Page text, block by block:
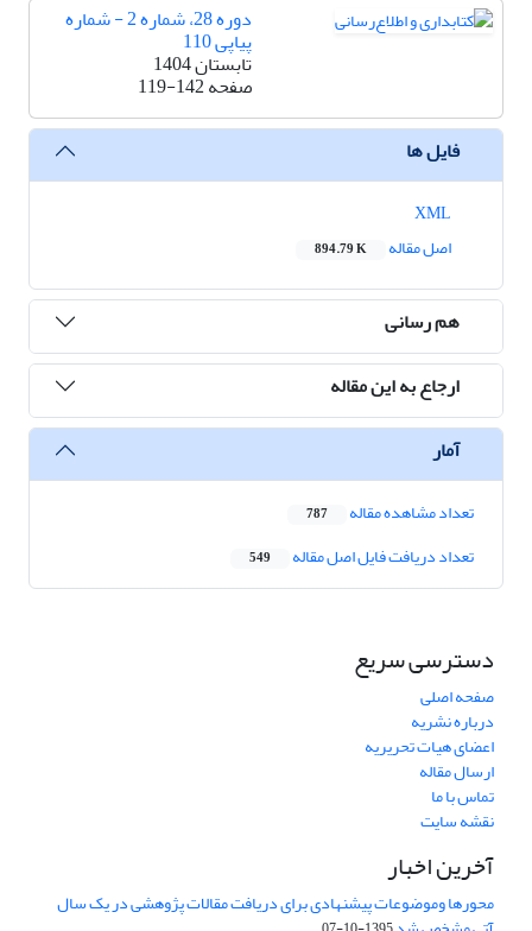
دوره 28، شماره 2 - شماره
پیاپی 110
تابستان 1404
صفحه119-142
فایل ها
اصل مقاله
894.79 K
هم رسانی
ارجاع به این مقاله
آمار
تعداد مشاهده مقاله 787
تعداد دریافت فایل اصل مقاله 549
دسترسی سریع
صفحه اصلی
درباره نشریه
اعضای هیات تحریریه
ارسال مقاله
تماس با ما
نقشه سایت
آخرین اخبار
محورها وموضوعات پیشنهادی برای دریافت مقالات پژوهشی در یک سال